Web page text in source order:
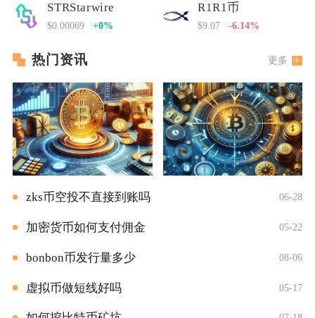
STRStarwire
$0.00069 +0%
R1R1币
$9.07 -6.14%
热门资讯 更多
zks币空投不直接到账吗 06-28
加密货币如何支付佣金 05-22
bonbon币发行量多少 08-06
虚拟币做短线好吗 05-17